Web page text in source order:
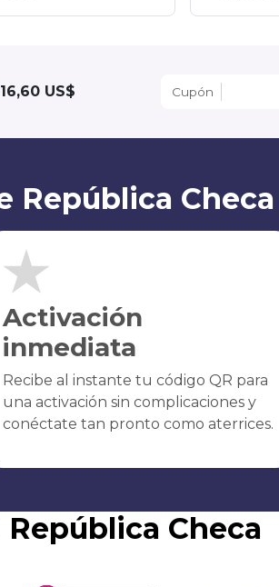
16,60 US$ Cupón
República Checa
Activación
inmediata
Recibe al instante tu código QR para
una activación sin complicaciones y
conéctate tan pronto como aterrices.
Checa